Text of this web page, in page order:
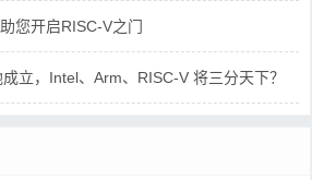
您开启RISC-V之门
立，Intel、Arm、RISC-V 将三分天下？